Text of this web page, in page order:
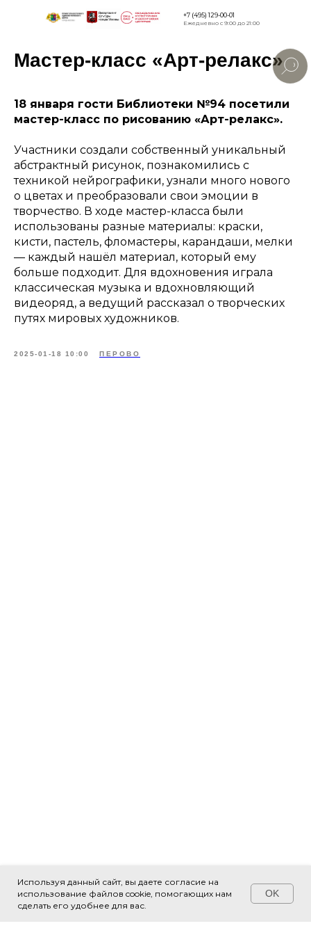
Версия для
+7 (495) 129-00-01
Ежедневно с 9:00 до 21:00
Используя данный сайт, вы даете согласие на
использование файлов cookie, помогающих нам
сделать его удобнее для вас.
OK
Свяжитесь с нами!
Мастер-класс «Арт-релакс»
18 января гости Библиотеки №94 посетили
мастер-класс по рисованию «Арт-релакс».
Участники создали собственный уникальный
абстрактный рисунок, познакомились с
техникой нейрографики, узнали много нового
о цветах и преобразовали свои эмоции в
творчество. В ходе мастер-класса были
использованы разные материалы: краски,
кисти, пастель, фломастеры, карандаши, мелки
— каждый нашёл материал, который ему
больше подходит. Для вдохновения играла
классическая музыка и вдохновляющий
видеоряд, а ведущий рассказал о творческих
путях мировых художников.
2025-01-18 10:00 ПЕРОВО